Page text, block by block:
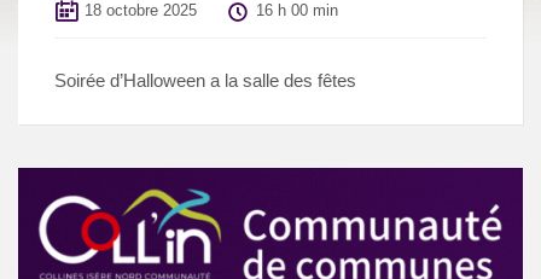
18 octobre 2025 16 h 00 min
Soirée d’Halloween a la salle des fêtes